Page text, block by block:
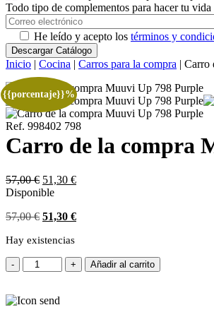
Todo tipo de complementos para hacer tu vida
He leído y acepto los términos y
Inicio | Cocina | Carros para la compra | Carro
{{porcentaje}}%
Ref. 998402 798
Carro de la compra
57,00€ 51,30 €
Disponible
57,00€ 51,30 €
Hay existencias
-
Carro
de
compra
+ Añadir al carrito